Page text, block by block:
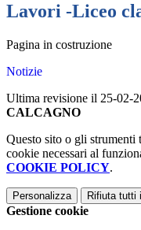
Lavori -Liceo
Pagina in costruzione
Notizie
Ultima revisione il 25-02-
CALCAGNO
Questo sito o gli strumenti
cookie necessari al
COOKIE POLICY.
Personalizza Rifiuta tutti
Gestione cookie